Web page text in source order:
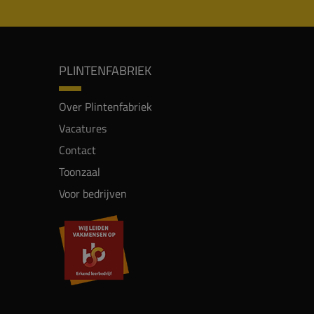
PLINTENFABRIEK
Over Plintenfabriek
Vacatures
Contact
Toonzaal
Voor bedrijven